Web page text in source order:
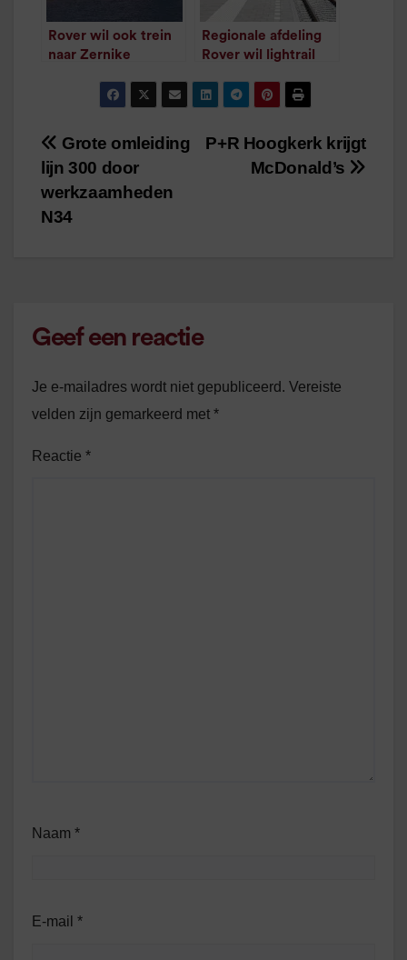
Rover wil ook trein
naar Zernike
Regionale afdeling
Rover wil lightrail
/ minuut leestijd
Bericht
navigatie
P+R Hoogkerk krijgt
McDonald’s
Grote omleiding
lijn 300 door
werkzaamheden
N34
Geef een reactie
Je e-mailadres wordt niet gepubliceerd. Vereiste
velden zijn gemarkeerd met *
Reactie *
Naam *
E-mail *